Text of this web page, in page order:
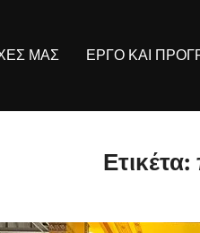
ΜΑΣ ΕΡΓΟ ΚΑΙ
Ετικέτα: